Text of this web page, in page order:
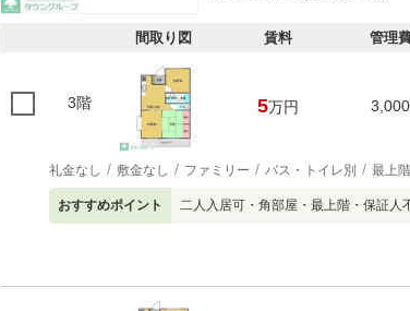
間取り図 賃料 管理
3階 5万円
礼金なし 敷金なし ファミリー バス・トイレ別 最上階
おすすめポイント 二人入居可・角部屋・最上階・保証人